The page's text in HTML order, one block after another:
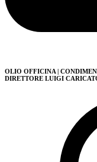
OLIO OFFICINA |
DIRETTORE LUIGI